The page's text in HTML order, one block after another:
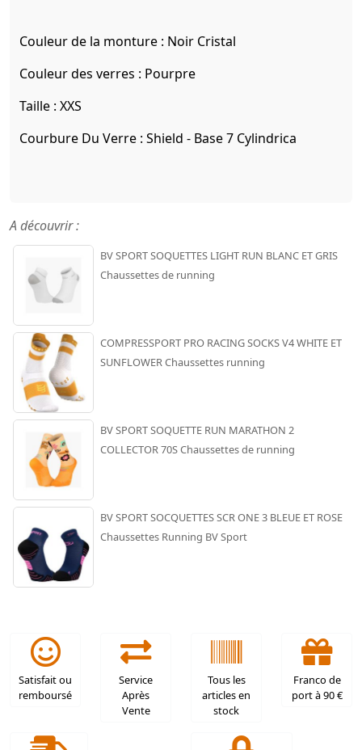
Couleur de la monture : Noir Cristal
Couleur des verres : Pourpre
Taille : XXS
Courbure Du Verre : Shield - Base 7 Cylindrica
A découvrir :
BV SPORT SOQUETTES LIGHT RUN BLANC ET GRIS
Chaussettes de running
COMPRESSPORT PRO RACING SOCKS V4 WHITE ET
SUNFLOWER Chaussettes running
BV SPORT SOQUETTE RUN MARATHON 2
COLLECTOR 70S Chaussettes de running
BV SPORT SOCQUETTES SCR ONE 3 BLEUE ET ROSE
Chaussettes Running BV Sport
Satisfait ou
remboursé
Service
Après
Vente
Tous les
articles en
stock
Franco de
port à 90 €